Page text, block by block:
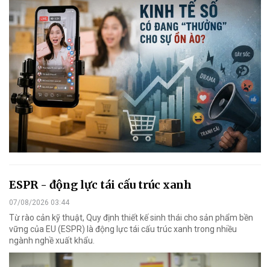
ESPR - động lực tái cấu trúc xanh
07/08/2026 03:44
Từ rào cản kỹ thuật, Quy định thiết kế sinh thái cho sản phẩm bền
vững của EU (ESPR) là động lực tái cấu trúc xanh trong nhiều
ngành nghề xuất khẩu.